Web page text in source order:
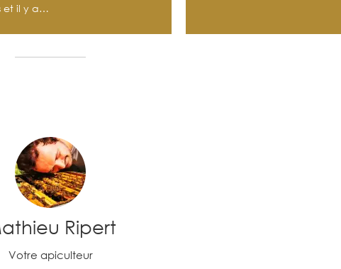
et il y a…
Ripert
Votre apiculteur